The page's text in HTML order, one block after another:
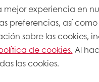
en línea, estos
mejor experiencia en
preferencias, así
sobre las cookies,
de cookies. Al
las cookies.